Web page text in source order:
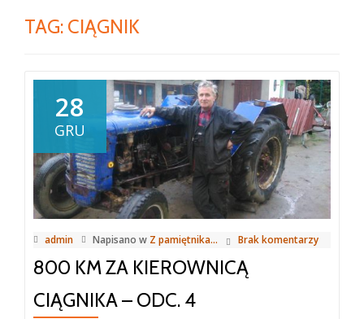
TAG: CIĄGNIK
28
GRU
admin Napisano w Z pamiętnika... Brak komentarzy
800 KM ZA KIEROWNICĄ
CIĄGNIKA – ODC. 4